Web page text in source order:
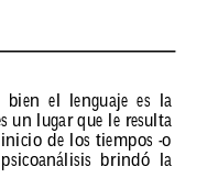
bien el lenguaje es
la
un lugar que le resulta
inicio de los tiempos -o
psicoanálisis brindó la